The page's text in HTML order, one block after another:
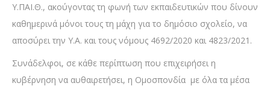
Υ.ΠΑΙ.Θ., ακούγοντας τη φωνή των εκπαιδευτικών που δίνουν
καθημερινά μόνοι τους τη μάχη για το δημόσιο σχολείο, να
αποσύρει την Υ.Α. και τους νόμους 4692/2020 και 4823/2021.
Συνάδελφοι, σε κάθε περίπτωση που επιχειρήσει η
κυβέρνηση να αυθαιρετήσει, η Ομοσπονδία με όλα τα μέσα